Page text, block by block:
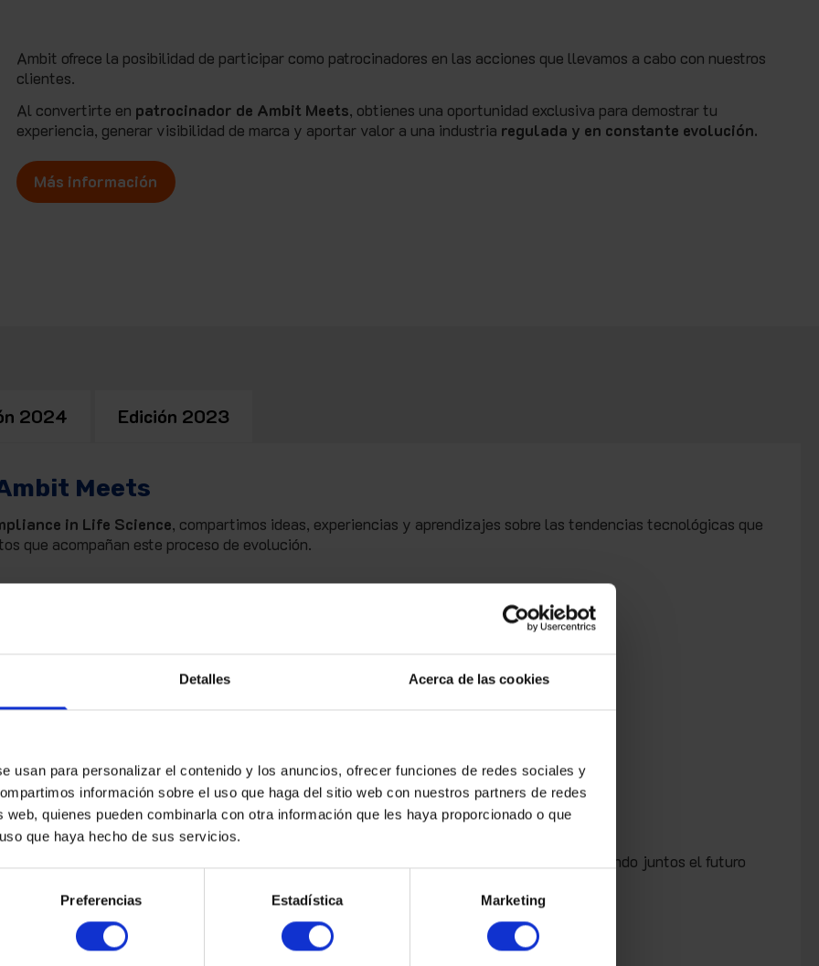
Detalles Acerca de las cookies
usan para personalizar el contenido y los anuncios, ofrecer funciones de redes sociales y
información sobre el uso que haga del sitio web con nuestros partners de redes
quienes pueden combinarla con otra información que les haya proporcionado o que
que haya hecho de sus servicios.
Preferencias Estadística Marketing
Ambit ofrece la posibilidad de participar como patrocinadores en las acciones que llevamos a cabo con nuestros
clientes.
Al convertirte en patrocinador de Ambit Meets, obtienes una oportunidad exclusiva para demostrar tu
experiencia, generar visibilidad de marca y aportar valor a una industria regulada y en constante evolución.
Más información
2024 Edición 2023
Meets
in Life Science, compartimos ideas, experiencias y aprendizajes sobre las tendencias tecnológicas que
que acompañan este proceso de evolución.
Industria Pharma
farmacéuticas en su crecimiento y evolución.
en su proceso de transformación.
regulatoria
retos que plantea en un entorno regulado.
entre los asistentes.
una jornada de contenidos: una oportunidad para conectar, compartir y seguir construyendo juntos el futuro